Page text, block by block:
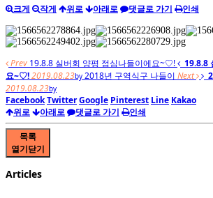
크게
작게 위로 아래로 댓글로 가기 인쇄
Prev 19.8.8 실버회 양평 점심나들이에요~♡!
19.8.8
요~♡!2019.08.23by 2018년 구역식구 나들이 Next
2019.08.23by
FacebookTwitterGoogle Pinterest Line Kakao
위로
아래로 댓글로 가기 인쇄
목록
열기닫기
Articles